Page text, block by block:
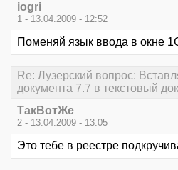
iogri
1 - 13.04.2009 - 12:52
Поменяй язык ввода в окне
Re: Лузерский вопрос:
документа 7.7 в текстовый
ТакВотЖе
2 - 13.04.2009 - 13:05
Это тебе в реестре